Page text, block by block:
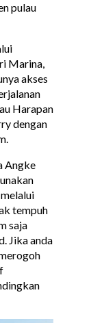
pulau
Marina,
akses
Harapan
dengan
Angke
tempuh
saja
Jika anda